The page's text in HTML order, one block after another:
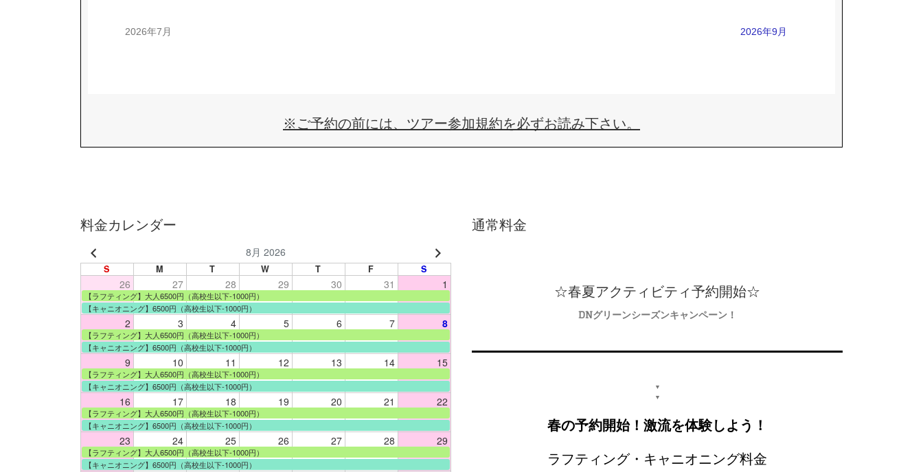
2026年7月 2026年9月
※ご予約の前には、 ツアー参加規約を必ずお読み下さい。
料金カレンダー
8月 2026
S M T W T F S
26 27 28 29 30 31 1
【ラフティング】大人6500円（高校生以下-1000円）
【キャニオニング】6500円（高校生以下-1000円）
2 3 4 5 6 7 8
【ラフティング】大人6500円（高校生以下-1000円）
【キャニオニング】6500円（高校生以下-1000円）
9 10 11 12 13 14 15
【ラフティング】大人6500円（高校生以下-1000円）
【キャニオニング】6500円（高校生以下-1000円）
16 17 18 19 20 21 22
【ラフティング】大人6500円（高校生以下-1000円）
【キャニオニング】6500円（高校生以下-1000円）
23 24 25 26 27 28 29
【ラフティング】大人6500円（高校生以下-1000円）
【キャニオニング】6500円（高校生以下-1000円）
通常料金
☆春夏アクティビティ予約開始☆
DNグリーンシーズンキャンペーン！
▼
▼
春の予約開始！激流を体験しよう！
ラフティング・キャニオニング料金